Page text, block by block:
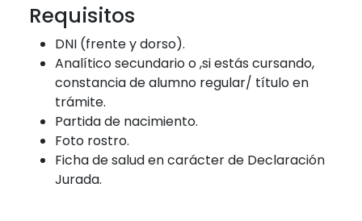
Requisitos
DNI (frente y dorso).
Analítico secundario o ,si estás cursando,
constancia de alumno regular/ título en
trámite.
Partida de nacimiento.
Foto rostro.
Ficha de salud en carácter de Declaración
Jurada.